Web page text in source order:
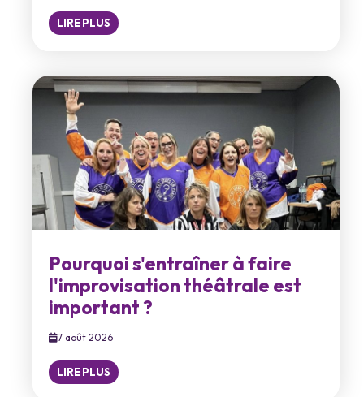
LIRE PLUS
Pourquoi s'entraîner à faire
l'improvisation théâtrale est
important ?
7 août 2026
LIRE PLUS